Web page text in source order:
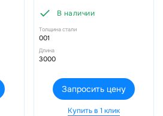
В наличии
Толщина стали
001
Длина
3000
Запросить цену
Купить в 1 клик